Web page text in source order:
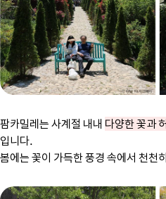
팜카밀레는 사계절 내내 다양한 꽃과
입니다.
봄에는 꽃이 가득한 풍경 속에서 천천